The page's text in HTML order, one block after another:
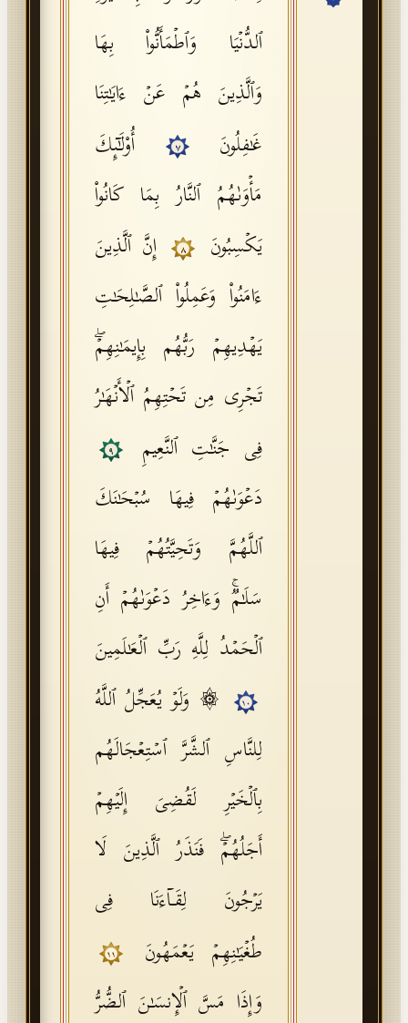
Tajweed Guide
Font Edition Tester
ٱلدُّنۡیَا وَٱطۡمَأَنُّوا۟ بِهَا
وَٱلَّذِینَ هُمۡ عَنۡ ءَایَـٰتِنَا
غَـٰفِلُونَ
٧
أُو۟لَـٰۤىِٕكَ
مَأۡوَىٰهُمُ ٱلنَّارُ بِمَا كَانُوا۟
یَكۡسِبُونَ
٨
إِنَّ ٱلَّذِینَ
ءَامَنُوا۟ وَعَمِلُوا۟ ٱلصَّـٰلِحَـٰتِ
یَهۡدِیهِمۡ رَبُّهُم بِإِیمَـٰنِهِمۡۖ
تَجۡرِی مِن تَحۡتِهِمُ ٱلۡأَنۡهَـٰرُ
فِی جَنَّـٰتِ ٱلنَّعِیمِ
٩
دَعۡوَىٰهُمۡ فِیهَا سُبۡحَـٰنَكَ
ٱللَّهُمَّ وَتَحِیَّتُهُمۡ فِیهَا
سَلَـٰمࣱۚ وَءَاخِرُ دَعۡوَىٰهُمۡ أَنِ
ٱلۡحَمۡدُ لِلَّهِ رَبِّ ٱلۡعَـٰلَمِینَ
١٠
۞ وَلَوۡ یُعَجِّلُ ٱللَّهُ
لِلنَّاسِ ٱلشَّرَّ ٱسۡتِعۡجَالَهُم
بِٱلۡخَیۡرِ لَقُضِیَ إِلَیۡهِمۡ
أَجَلُهُمۡۖ فَنَذَرُ ٱلَّذِینَ لَا
یَرۡجُونَ لِقَاۤءَنَا فِی
طُغۡیَـٰنِهِمۡ یَعۡمَهُونَ
١١
وَإِذَا مَسَّ ٱلۡإِنسَـٰنَ ٱلضُّرُّ